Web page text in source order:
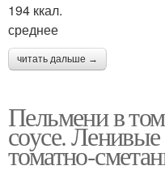
194 ккал.
среднее
читать дальше →
Пельмени в
соусе.
томатно-